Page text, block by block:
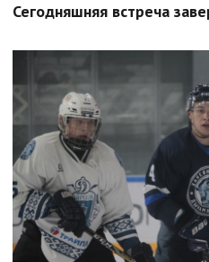
Сегодняшняя встреча